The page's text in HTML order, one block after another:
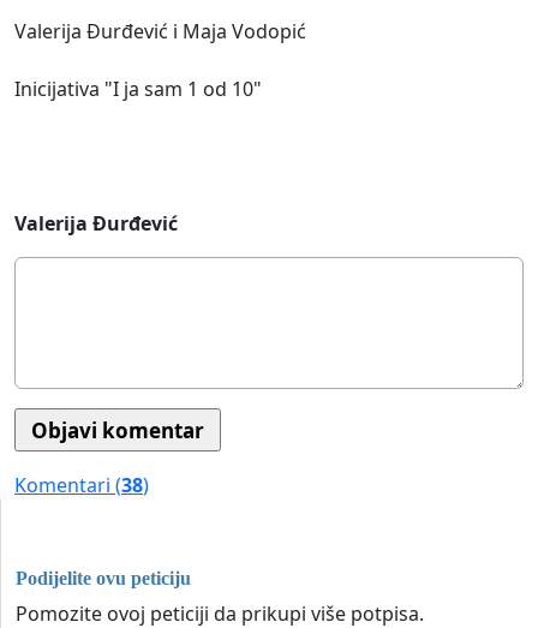
Valerija Đurđević i Maja Vodopić
Inicijativa "I ja sam 1 od 10"
Valerija Đurđević
Komentari (38)
Podijelite ovu peticiju
Pomozite ovoj peticiji da prikupi više potpisa.